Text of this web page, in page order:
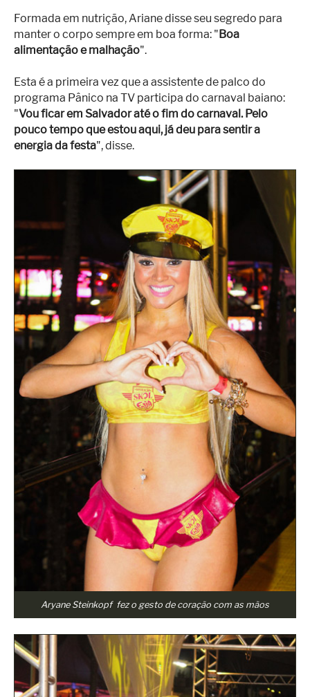
Formada em nutrição, Ariane disse seu segredo para
manter o corpo sempre em boa forma: "Boa
alimentação e malhação".
Esta é a primeira vez que a assistente de palco do
programa Pânico na TV participa do carnaval baiano:
"Vou ficar em Salvador até o fim do carnaval. Pelo
pouco tempo que estou aqui, já deu para sentir a
energia da festa", disse.
Aryane Steinkopf fez o gesto de coração com as mãos